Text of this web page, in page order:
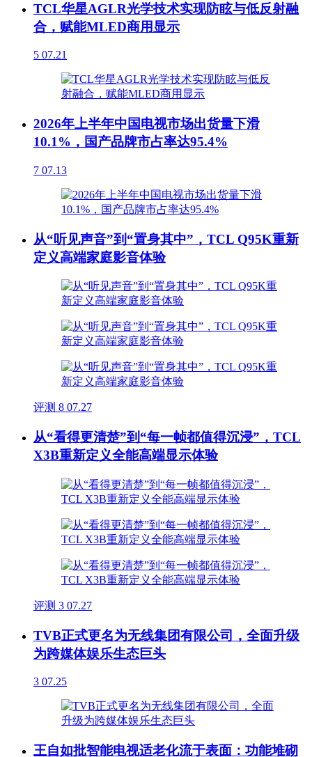
TCL华星AGLR光学技术实现防眩与低反射融
合，赋能MLED商用显示
5 07.21
2026年上半年中国电视市场出货量下滑
10.1%，国产品牌市占率达95.4%
7 07.13
从“听见声音”到“置身其中”，TCL Q95K重新
定义高端家庭影音体验
评测 8 07.27
从“看得更清楚”到“每一帧都值得沉浸”，TCL
X3B重新定义全能高端显示体验
评测 3 07.27
TVB正式更名为无线集团有限公司，全面升级
为跨媒体娱乐生态巨头
3 07.25
王自如批智能电视适老化流于表面：功能堆砌